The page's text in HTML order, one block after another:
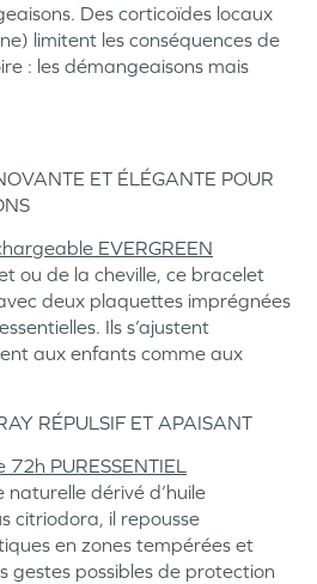
Des corticoïdes locaux
limitent les conséquences de
: les démangeaisons mais
ET ÉLÉGANTE POUR
EVERGREEN
ou de la cheville, ce bracelet
deux plaquettes imprégnées
Ils s’ajustent
aux enfants comme aux
RÉPULSIF ET APAISANT
PURESSENTIEL
naturelle dérivé d’huile
citriodora, il repousse
en zones tempérées et
gestes possibles de protection